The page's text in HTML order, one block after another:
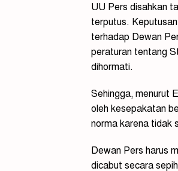
UU Pers disahkan
terputus.
terhadap Dewan
peraturan tentang
dihormati.
Sehingga, menurut
oleh kesepakatan
norma karena tidak
Dewan Pers harus
dicabut secara